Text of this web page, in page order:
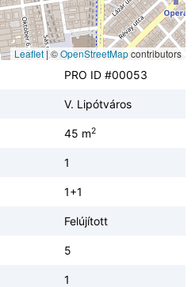
Leaflet|©OpenStreetMapcontributors
PRO ID #00053
V. Lipótváros
45 m2
1
1+1
Felújított
5
1